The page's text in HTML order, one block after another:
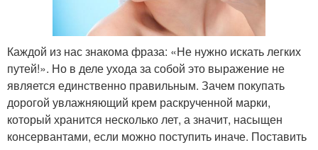
Каждой из нас знакома фраза: «Не нужно искать легких
путей!». Но в деле ухода за собой это выражение не
является единственно правильным. Зачем покупать
дорогой увлажняющий крем раскрученной марки,
который хранится несколько лет, а значит, насыщен
консервантами, если можно поступить иначе. Поставить